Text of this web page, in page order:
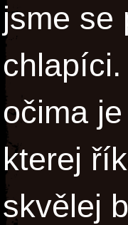
jsme se
očima
kterej
skvělej